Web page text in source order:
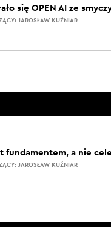
się OPEN AI ze
JAROSŁAW KUŹNIAR
fundamentem, a nie
JAROSŁAW KUŹNIAR